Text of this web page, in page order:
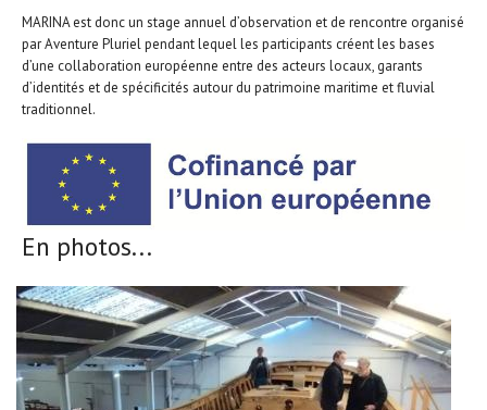
MARINA est donc un stage annuel d’observation et de rencontre organisé
par Aventure Pluriel pendant lequel les participants créent les bases
d’une collaboration européenne entre des acteurs locaux, garants
d’identités et de spécificités autour du patrimoine maritime et fluvial
traditionnel.
En photos...